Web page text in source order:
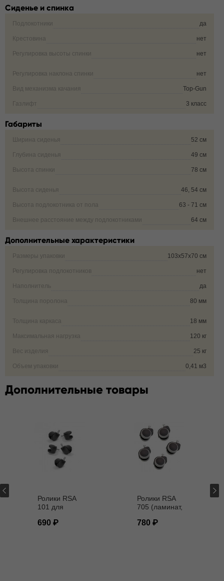
Сиденье и спинка
Подлокотники да
Крестовина нет
Регулировка высоты спинки нет
Регулировка наклона спинки нет
Вид механизма качания Top-Gun
Газлифт 3 класс
Габариты
Ширина сиденья 52 см
Глубина сиденья 49 см
Высота спинки 78 см
Высота сиденья 46, 54 см
Высота подлокотника от пола 63 - 71 см
Внешнее расстояние между подлокотниками 64 см
Дополнительные характеристики
Размеры упаковки 103х57х70 см
Регулировка подлокотников нет
Наполнитель да
Толщина поролона 80 мм
Толщина каркаса 18 мм
Максимальная нагрузка 120 кг
Вес изделия 25 кг
Объем упаковки 0,41 м3
Дополнительные товары
Ролики RSA
101 для
мм
690
Ролики RSA
705 (ламинат,
мм
780